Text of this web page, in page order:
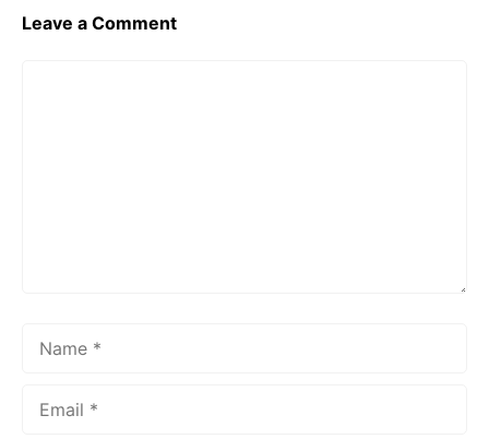
Leave a Comment